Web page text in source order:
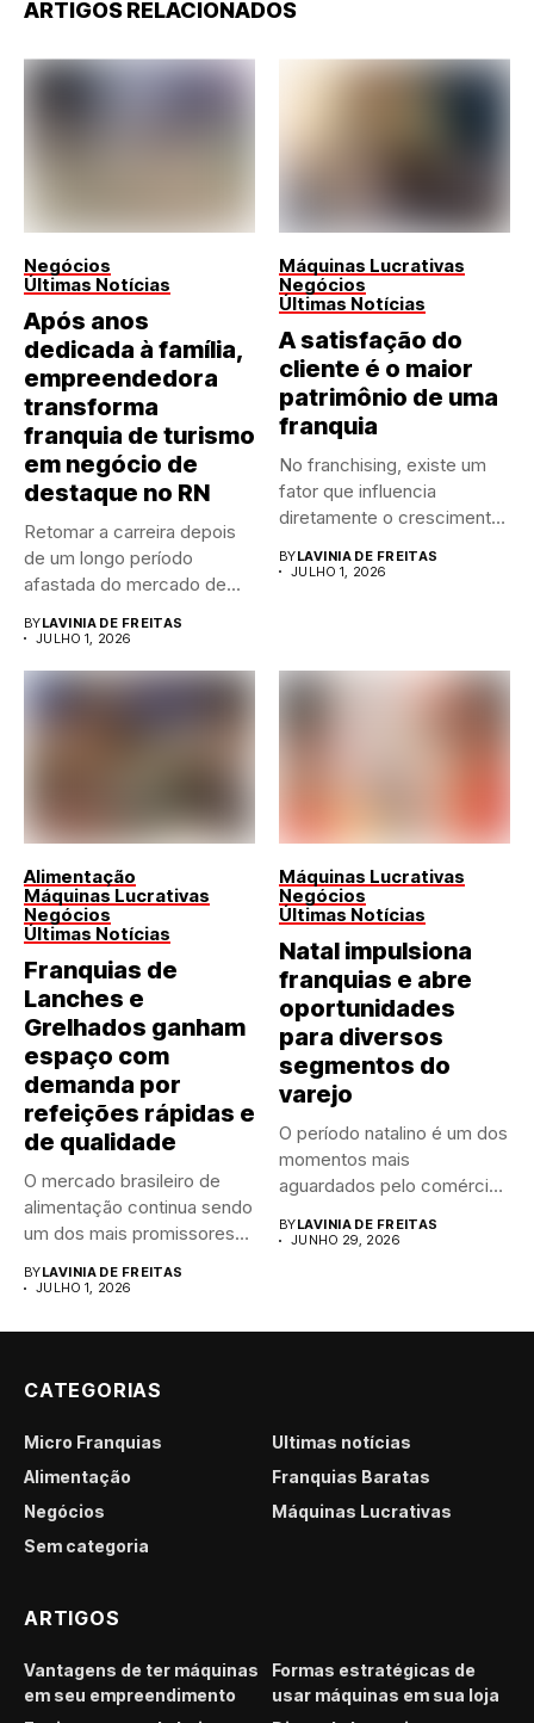
ARTIGOS RELACIONADOS
Negócios
Últimas Notícias
Após anos
dedicada à família,
empreendedora
transforma
franquia de turismo
em negócio de
destaque no RN
Retomar a carreira depois
de um longo período
afastada do mercado de...
BYLAVINIA DE FREITAS
JULHO 1, 2026
Máquinas Lucrativas
Negócios
Últimas Notícias
A satisfação do
cliente é o maior
patrimônio de uma
franquia
No franchising, existe um
fator que influencia
diretamente o crescimento
BYLAVINIA DE FREITAS
JULHO 1, 2026
Alimentação
Máquinas Lucrativas
Negócios
Últimas Notícias
Franquias de
Lanches e
Grelhados ganham
espaço com
demanda por
refeições rápidas e
de qualidade
O mercado brasileiro de
alimentação continua sendo
um dos mais promissores
BYLAVINIA DE FREITAS
JULHO 1, 2026
Máquinas Lucrativas
Negócios
Últimas Notícias
Natal impulsiona
franquias e abre
oportunidades
para diversos
segmentos do
varejo
O período natalino é um dos
momentos mais
aguardados pelo comércio
BYLAVINIA DE FREITAS
JUNHO 29, 2026
CATEGORIAS
Micro Franquias
Últimas notícias
Alimentação
Franquias Baratas
Negócios
Máquinas Lucrativas
Sem categoria
ARTIGOS
Vantagens de ter máquinas
em seu empreendimento
Formas estratégicas de
usar máquinas em sua loja